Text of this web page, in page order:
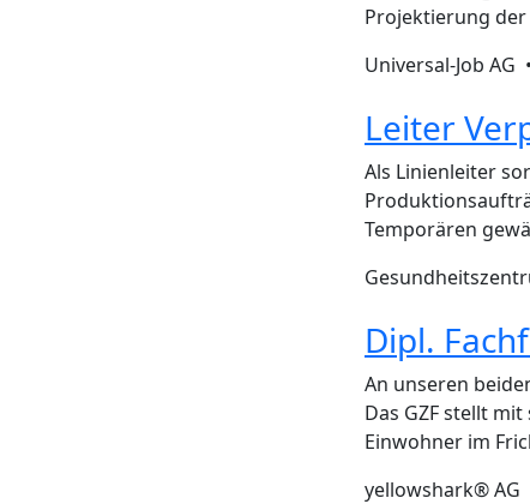
Projektierung der
Universal-Job AG •
Leiter
Als Linienleiter
Temporären
Dipl.
An unseren
Das GZF stellt
Einwohner im
yellowshark® AG